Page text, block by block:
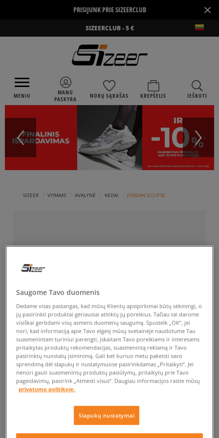
PRISIJUNK PRIE SIZEERCLUB ×
SIZEERCLUB - 5 €
MENIU
MANO
PASKYRA
NORŲ SĄRAŠAS KREPŠELIS IEŠKOTI
SIZEER VYRAMS AVALYNĖ KEDAI JORDAN ECLIPSE
Saugome Tavo duomenis
Dedame visas pastangas, kad mūsų Klientų apsipirkimai būtų sėkmingi, o
jų pasirinkti produktai geriausiai atitiktų jų poreikius. Tačiau tai darome
visiškai gerbdami visų asmens duomenų saugumą. Spustelk „OK“, jei
nori, kad informaciją apie Tavo elgesį mūsų svetainėje naudotume Tau
suasmenintam turiniui parengti, įskaitant Tavo poreikiams ir interesams
pritaikytas produktų rekomendacijas, suasmenintą reklamą ir Tavo
pasirinktų nuostatų įsiminimą. Gali bet kuriuo metu pakeisti savo
sprendimą dėl slapukų ir nustatymuose pasirinkdamas „Pritaikyti“. Jei
nenori gauti suasmenintų produktų pasiūlymų, pritaikytų prie Tavo
pageidavimų, pasirink „Atmesti visus”. Daugiau informacijos rasite mūsų
privatumo politikoje.
Slapukų nustatymai